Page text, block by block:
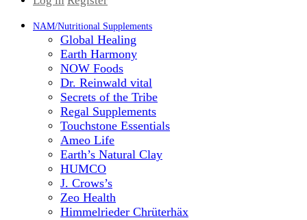
NAM/Nutritional Supplements
Global Healing
Earth Harmony
NOW Foods
Dr. Reinwald vital
Secrets of the Tribe
Regal Supplements
Touchstone Essentials
Ameo Life
Earth’s Natural Clay
HUMCO
J. Crows’s
Zeo Health
Himmelrieder Chrüterhäx